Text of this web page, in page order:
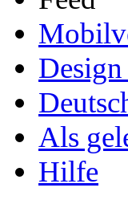
Als
Hilfe